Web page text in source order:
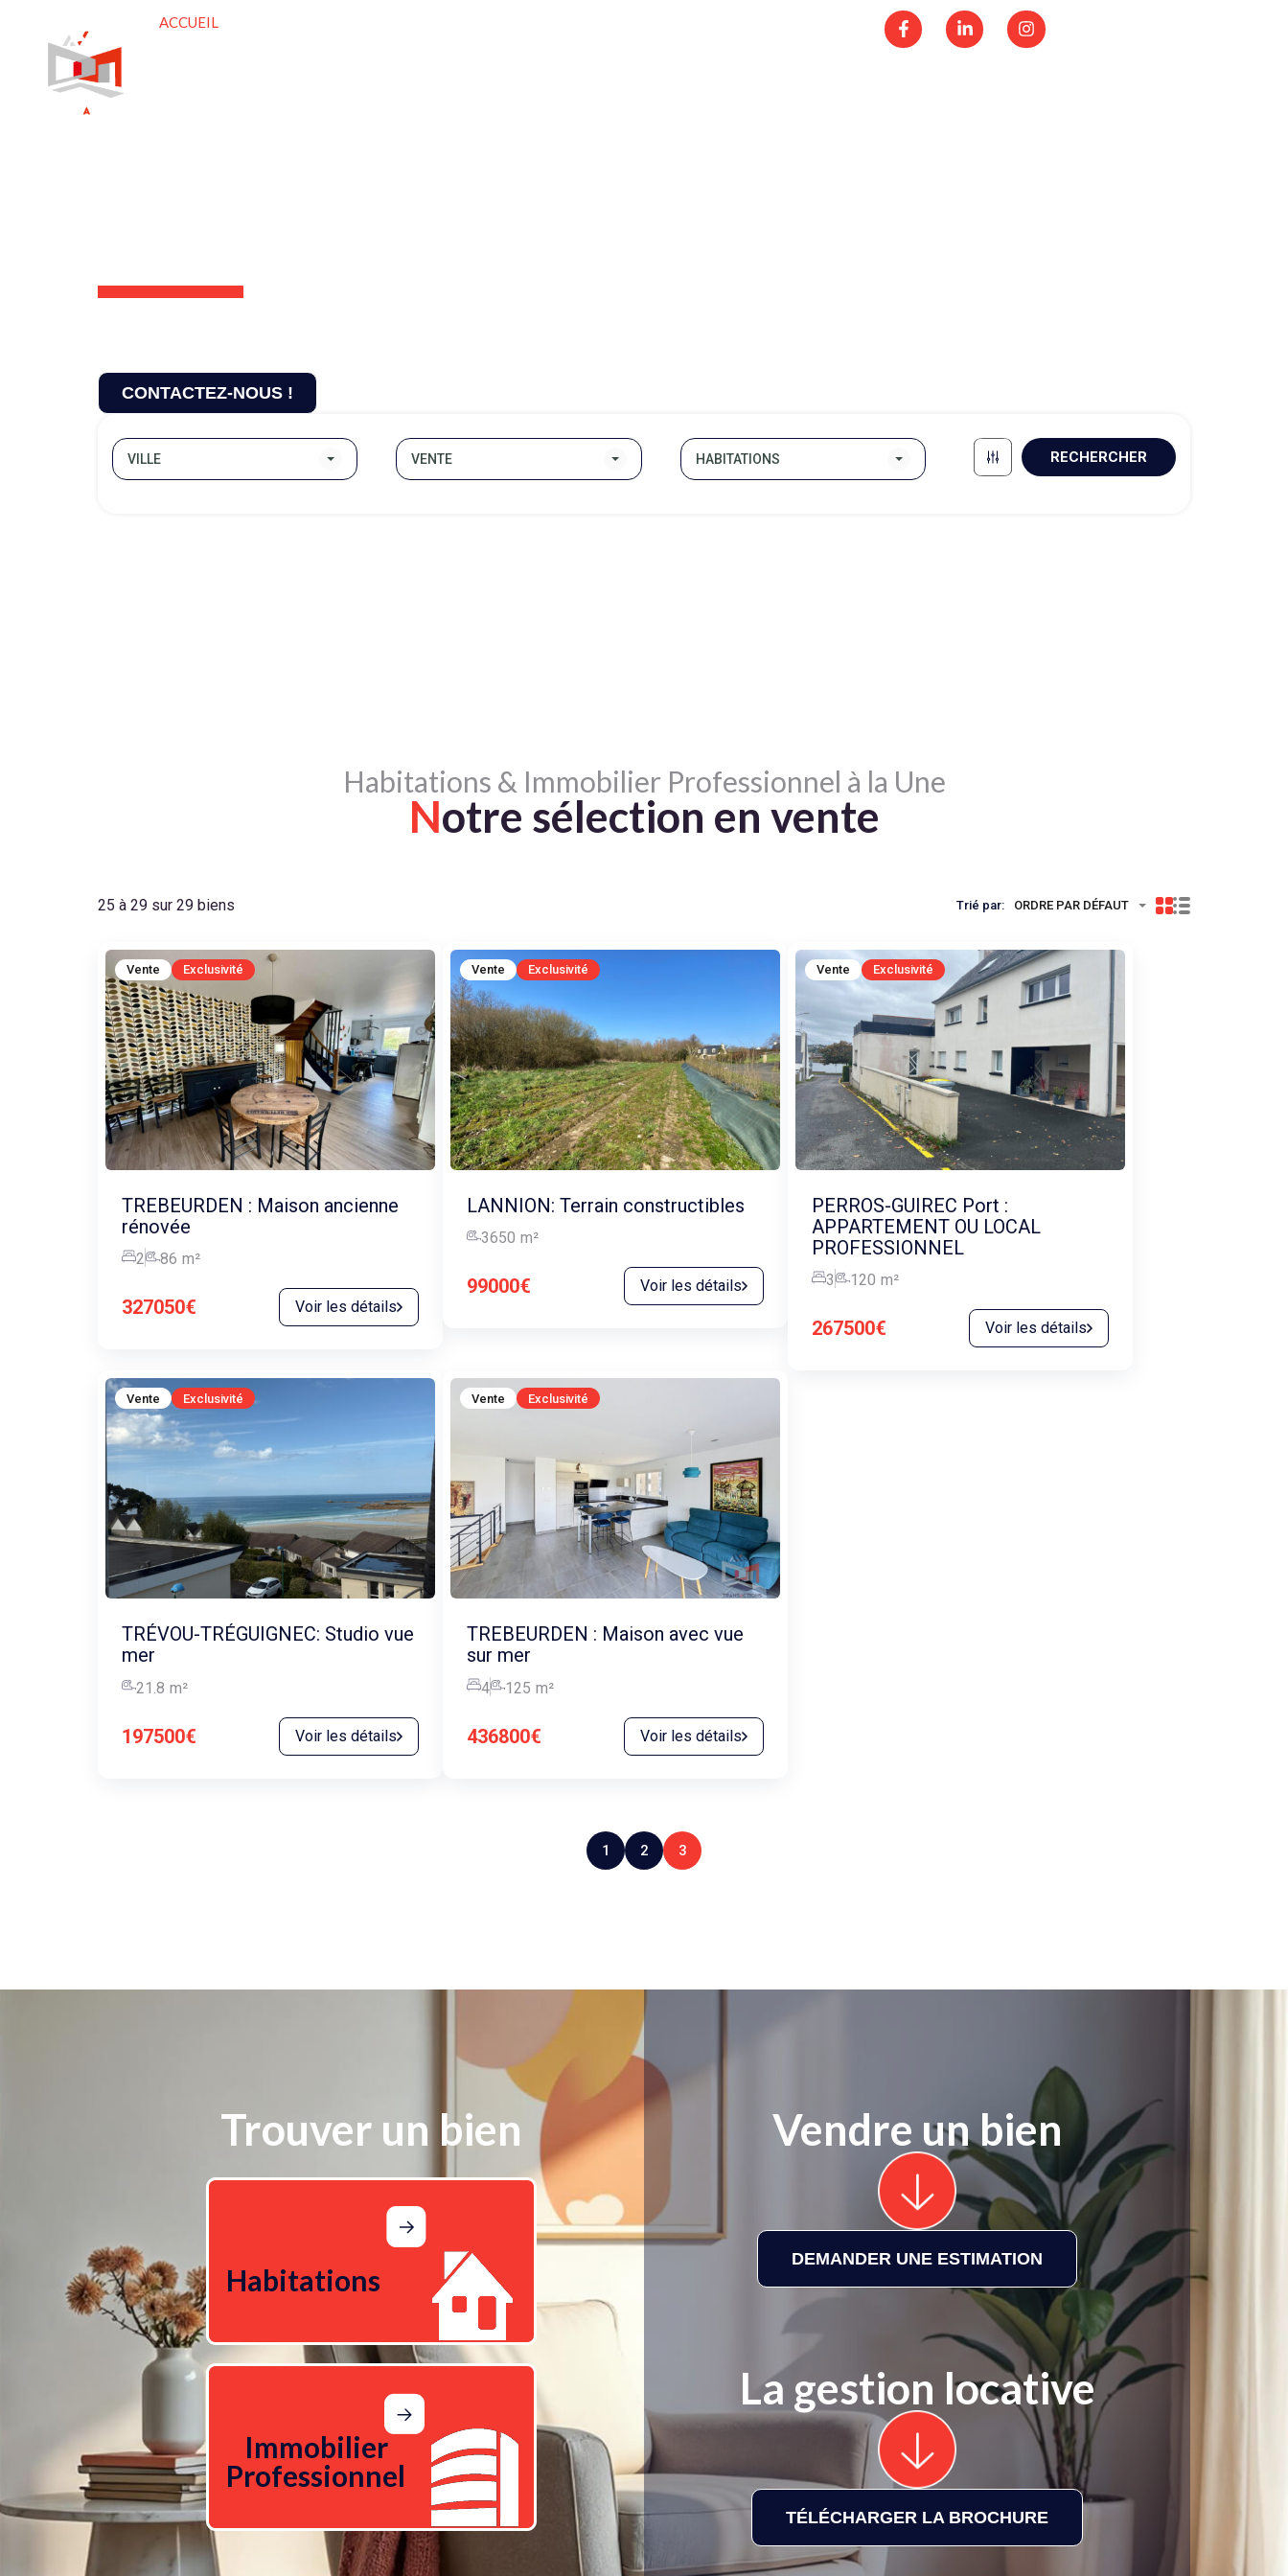
ACCUEIL
CONTACTEZ-NOUS !
VILLE VENTE HABITATIONS RECHERCHER
Habitations & Immobilier Professionnel à la Une
Notre sélection en vente
25 à 29 sur 29 biens Trié par: ORDRE PAR DÉFAUT
Vente Exclusivité
TREBEURDEN : Maison ancienne
rénovée
2 86 m²
327050€ Voir les détails
Vente Exclusivité
LANNION: Terrain constructibles
3650 m²
99000€ Voir les détails
Vente Exclusivité
PERROS-GUIREC Port :
APPARTEMENT OU LOCAL
PROFESSIONNEL
3 120 m²
267500€ Voir les détails
Vente Exclusivité
TRÉVOU-TRÉGUIGNEC: Studio vue
mer
21.8 m²
197500€ Voir les détails
Vente Exclusivité
TREBEURDEN : Maison avec vue
sur mer
4 125 m²
436800€ Voir les détails
1 2 3
Trouver un bien
Habitations
Immobilier
Professionnel
Vendre un bien
DEMANDER UNE ESTIMATION
La gestion locative
TÉLÉCHARGER LA BROCHURE